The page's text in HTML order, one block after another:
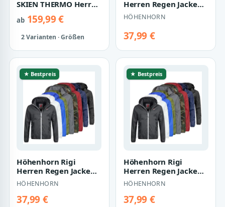
SKIEN THERMO Herren
Regenjacke, leicht
wattiert, re…
ab159,99 €
2 Varianten · Größen
Herren Regen Jacke
Outdoor Rain
Freizeitjacke Kapuze
Re…
HÖHENHORN
37,99 €
★ Bestpreis
Höhenhorn Rigi
Herren Regen Jacke
Outdoor Rain
Freizeitjacke Kapuze
Re…
HÖHENHORN
37,99 €
★ Bestpreis
Höhenhorn Rigi
Herren Regen Jacke
Outdoor Rain
Freizeitjacke Kapuze
Re…
HÖHENHORN
37,99 €